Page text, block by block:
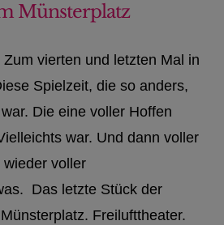
Münsterplatz
vierten und letzten Mal in
Spielzeit, die so anders,
Die eine voller Hoffen
war. Und dann voller
voller
Das letzte Stück der
Freilufttheater.